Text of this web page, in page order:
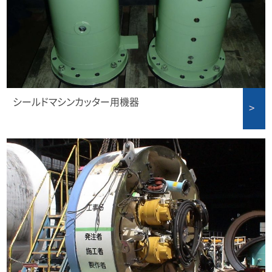
シールドマシンカッター用機器